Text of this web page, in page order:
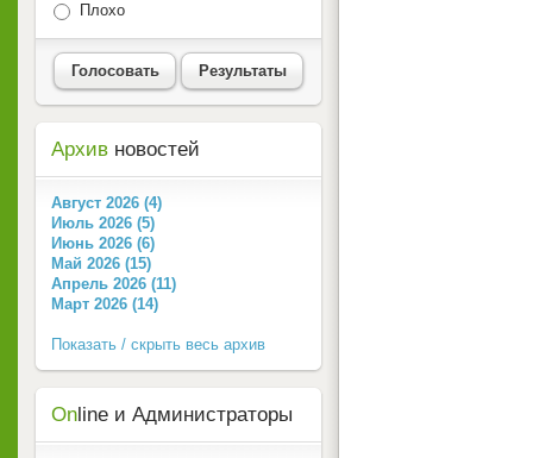
Плохо
Голосовать Результаты
Архив новостей
Август 2026 (4)
Июль 2026 (5)
Июнь 2026 (6)
Май 2026 (15)
Апрель 2026 (11)
Март 2026 (14)
Показать / скрыть весь архив
On line и Администраторы